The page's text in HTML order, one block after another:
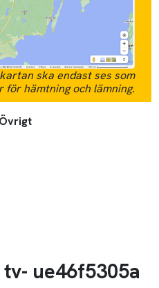
ska endast ses som
hämtning och lämning.
ue46f5305a